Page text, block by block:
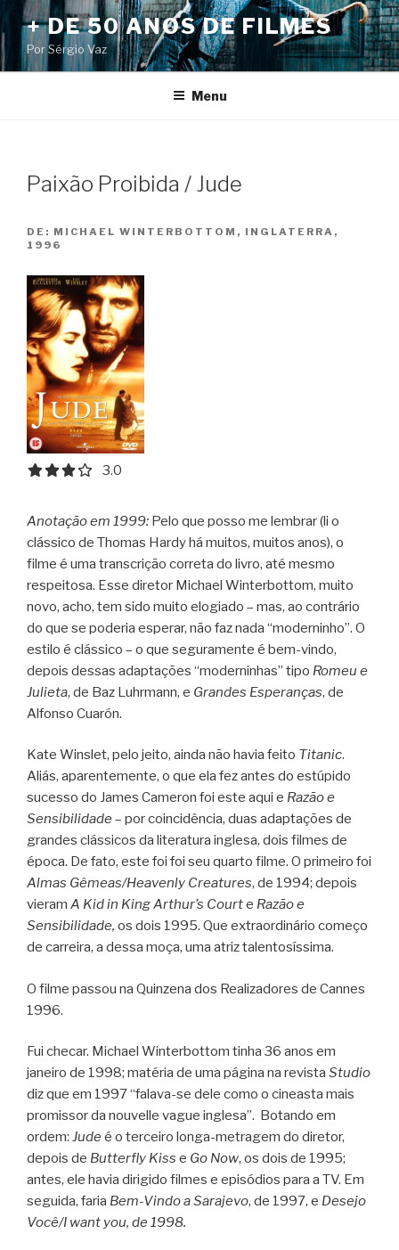
Pular
para
o
conteúdo
+ DE 50 ANOS DE FILMES
Por Sérgio Vaz
Menu
Paixão Proibida / Jude
DE: MICHAEL WINTERBOTTOM, INGLATERRA,
1996
3.0 out of 5.0 stars
3.0
Anotação em 1999: Pelo que posso me lembrar (li o
clássico de Thomas Hardy há muitos, muitos anos), o
filme é uma transcrição correta do livro, até mesmo
respeitosa. Esse diretor Michael Winterbottom, muito
novo, acho, tem sido muito elogiado – mas, ao contrário
do que se poderia esperar, não faz nada “moderninho”. O
estilo é clássico – o que seguramente é bem-vindo,
depois dessas adaptações “moderninhas” tipo Romeu e
Julieta, de Baz Luhrmann, e Grandes Esperanças, de
Alfonso Cuarón.
Kate Winslet, pelo jeito, ainda não havia feito Titanic.
Aliás, aparentemente, o que ela fez antes do estúpido
sucesso do James Cameron foi este aqui e Razão e
Sensibilidade – por coincidência, duas adaptações de
grandes clássicos da literatura inglesa, dois filmes de
época. De fato, este foi foi seu quarto filme. O primeiro foi
Almas Gêmeas/Heavenly Creatures, de 1994; depois
vieram A Kid in King Arthur’s Courte Razão e
Sensibilidade, os dois 1995. Que extraordinário começo
de carreira, a dessa moça, uma atriz talentosíssima.
O filme passou na Quinzena dos Realizadores de Cannes
1996.
Fui checar. Michael Winterbottom tinha 36 anos em
janeiro de 1998; matéria de uma página na revista Studio
diz que em 1997 “falava-se dele como o cineasta mais
promissor da nouvelle vague inglesa”. Botando em
ordem: Jude é o terceiro longa-metragem do diretor,
depois de Butterfly Kiss e Go Now, os dois de 1995;
antes, ele havia dirigido filmes e episódios para a TV. Em
seguida, faria Bem-Vindo a Sarajevo, de 1997, e Desejo
Você/I want you, de 1998.